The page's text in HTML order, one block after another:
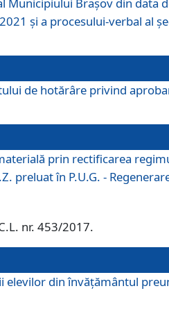
Municipiului Braşov din
și a procesului-verbal al
de hotărâre privind
prin rectificarea
preluat în P.U.G. -
nr. 453/2017.
elevilor din învățământul